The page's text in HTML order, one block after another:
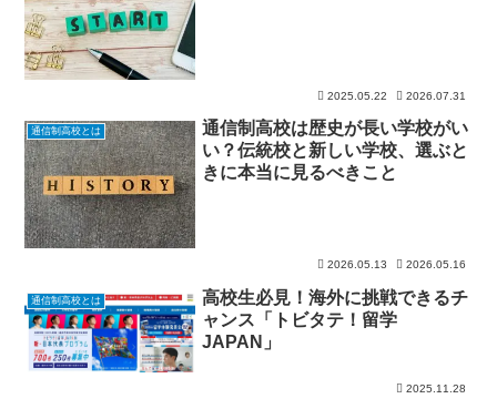
2025.05.22 2026.07.31
通信制高校とは
通信制高校は歴史が長い学校がい
い？伝統校と新しい学校、選ぶと
きに本当に見るべきこと
2026.05.13 2026.05.16
通信制高校とは
高校生必見！海外に挑戦できるチ
ャンス「トビタテ！留学
JAPAN」
2025.11.28